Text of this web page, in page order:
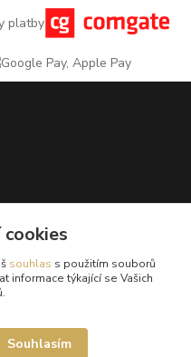
souhlas s použitím souborů
informace týkající se Vašich
Souhlasím